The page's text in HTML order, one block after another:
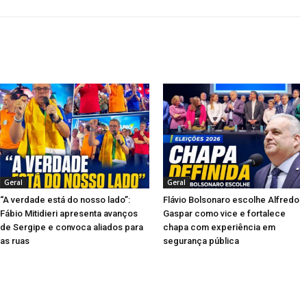
Geral
“A verdade está do nosso lado”:
Fábio Mitidieri apresenta avanços
de Sergipe e convoca aliados para
as ruas
Geral
Flávio Bolsonaro escolhe Alfredo
Gaspar como vice e fortalece
chapa com experiência em
segurança pública